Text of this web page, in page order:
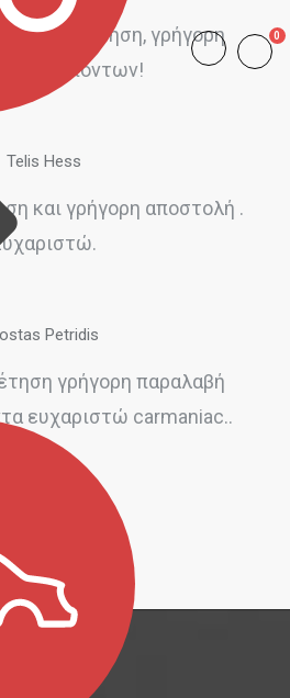
0
εξυπηρέτηση, γρήγορη
προϊόντων!
Telis Hess
και γρήγορη αποστολή .
Petridis
γρήγορη παραλαβή
ευχαριστώ carmaniac..